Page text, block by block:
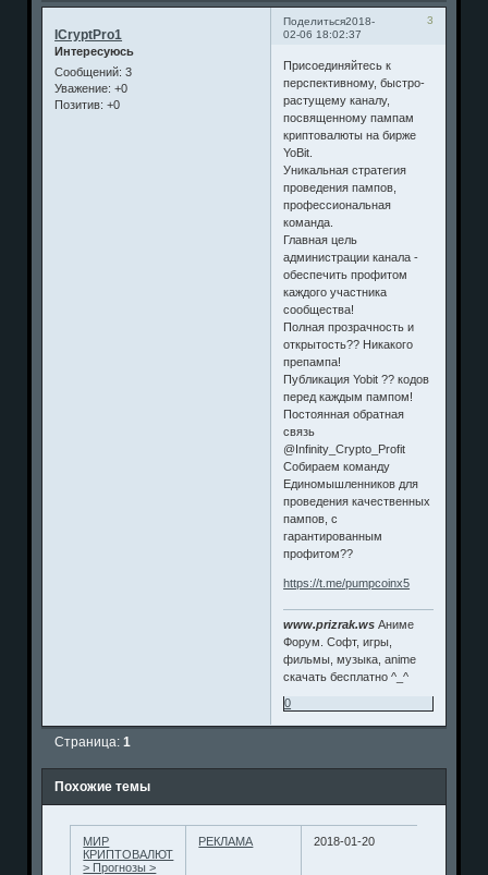
Поделиться 3
2018-
02-06 18:02:37
ICryptPro1
Интересуюсь
Сообщений: 3
Уважение: +0
Позитив: +0
Присоединяйтесь к
перспективному, быстро-
растущему каналу,
посвященному пампам
криптовалюты на бирже
YoBit.
Уникальная стратегия
проведения пампов,
профессиональная
команда.
Главная цель
администрации канала -
обеспечить профитом
каждого участника
сообщества!
Полная прозрачность и
открытость?? Никакого
препампа!
Публикация Yobit ?? кодов
перед каждым пампом!
Постоянная обратная
связь
@Infinity_Crypto_Profit
Собираем команду
Единомышленников для
проведения качественных
пампов, с
гарантированным
профитом??
https://t.me/pumpcoinx5
www.prizrak.ws Аниме
Форум. Софт, игры,
фильмы, музыка, anime
скачать бесплатно ^_^
0
Страница:1
Похожие темы
МИР
КРИПТОВАЛЮТ
> Прогнозы >
РЕКЛАМА 2018-01-20